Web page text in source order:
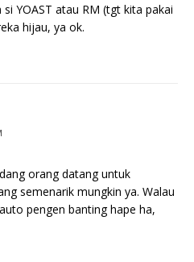
YOAST atau RM (tgt kita pakai
hijau, ya ok.
orang datang untuk
semenarik mungkin ya. Walau
pengen banting hape ha,